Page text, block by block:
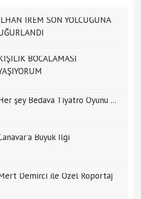
İREM SON YOLCUĞUNA
BOCALAMASI
şey Bedava Tiyatro Oyunu ...
Büyük İlgi
Demirci ile Özel Ropörtaj